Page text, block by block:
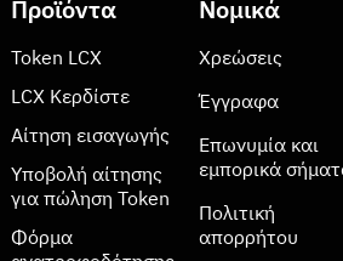
Προϊόντα
Token LCX
LCX Κερδίστε
Αίτηση εισαγωγής
Υποβολή αίτησης
για πώληση Token
Φόρμα
Νομικά
Χρεώσεις
Έγγραφα
Επωνυμία και
εμπορικά
Πολιτική
απορρήτου